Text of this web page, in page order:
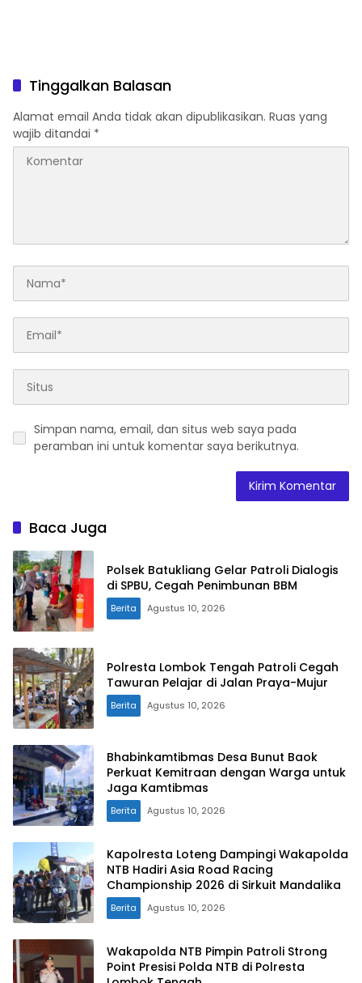
Tinggalkan Balasan
Alamat email Anda tidak akan dipublikasikan. Ruas yang
wajib ditandai *
Simpan nama, email, dan situs web saya pada
peramban ini untuk komentar saya berikutnya.
Baca Juga
Polsek Batukliang Gelar Patroli Dialogis
di SPBU, Cegah Penimbunan BBM
Berita Agustus 10, 2026
Polresta Lombok Tengah Patroli Cegah
Tawuran Pelajar di Jalan Praya-Mujur
Berita Agustus 10, 2026
Bhabinkamtibmas Desa Bunut Baok
Perkuat Kemitraan dengan Warga untuk
Jaga Kamtibmas
Berita Agustus 10, 2026
Kapolresta Loteng Dampingi Wakapolda
NTB Hadiri Asia Road Racing
Championship 2026 di Sirkuit Mandalika
Berita Agustus 10, 2026
Wakapolda NTB Pimpin Patroli Strong
Point Presisi Polda NTB di Polresta